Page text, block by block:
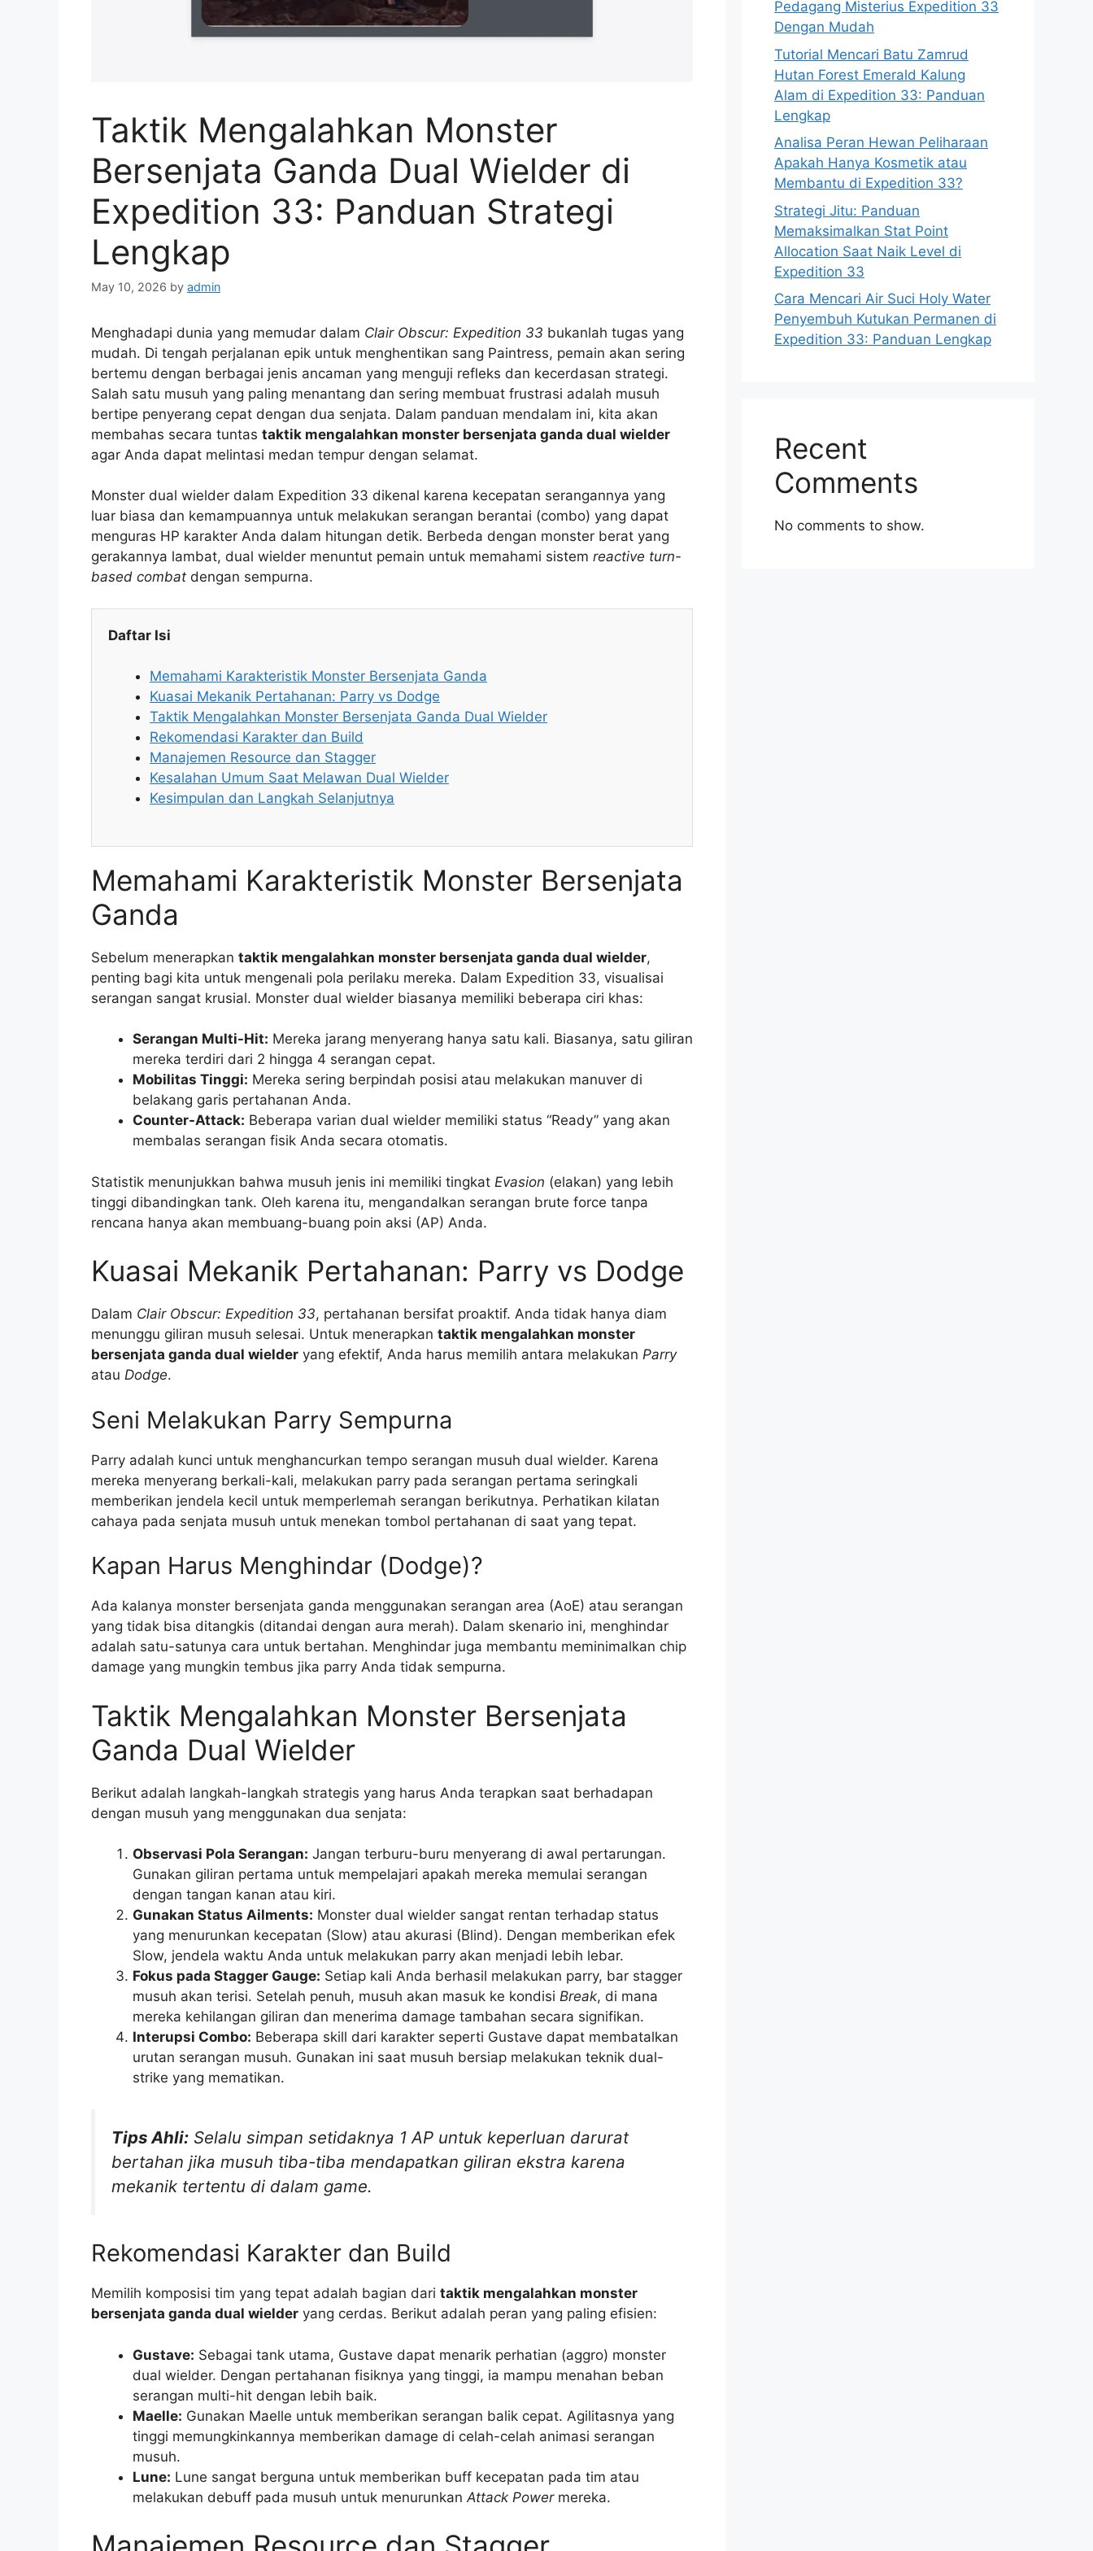
Taktik Mengalahkan Monster
Bersenjata Ganda Dual Wielder di
Expedition 33: Panduan Strategi
Lengkap
May 10, 2026 by admin
Menghadapi dunia yang memudar dalam Clair Obscur: Expedition 33 bukanlah tugas yang
mudah. Di tengah perjalanan epik untuk menghentikan sang Paintress, pemain akan sering
bertemu dengan berbagai jenis ancaman yang menguji refleks dan kecerdasan strategi.
Salah satu musuh yang paling menantang dan sering membuat frustrasi adalah musuh
bertipe penyerang cepat dengan dua senjata. Dalam panduan mendalam ini, kita akan
membahas secara tuntas taktik mengalahkan monster bersenjata ganda dual wielder
agar Anda dapat melintasi medan tempur dengan selamat.
Monster dual wielder dalam Expedition 33 dikenal karena kecepatan serangannya yang
luar biasa dan kemampuannya untuk melakukan serangan berantai (combo) yang dapat
menguras HP karakter Anda dalam hitungan detik. Berbeda dengan monster berat yang
gerakannya lambat, dual wielder menuntut pemain untuk memahami sistem reactive turn-
based combat dengan sempurna.
Daftar Isi
Memahami Karakteristik Monster Bersenjata Ganda
Kuasai Mekanik Pertahanan: Parry vs Dodge
Taktik Mengalahkan Monster Bersenjata Ganda Dual Wielder
Rekomendasi Karakter dan Build
Manajemen Resource dan Stagger
Kesalahan Umum Saat Melawan Dual Wielder
Kesimpulan dan Langkah Selanjutnya
Memahami Karakteristik Monster Bersenjata
Ganda
Sebelum menerapkan taktik mengalahkan monster bersenjata ganda dual wielder,
penting bagi kita untuk mengenali pola perilaku mereka. Dalam Expedition 33, visualisai
serangan sangat krusial. Monster dual wielder biasanya memiliki beberapa ciri khas:
Serangan Multi-Hit: Mereka jarang menyerang hanya satu kali. Biasanya, satu giliran
mereka terdiri dari 2 hingga 4 serangan cepat.
Mobilitas Tinggi: Mereka sering berpindah posisi atau melakukan manuver di
belakang garis pertahanan Anda.
Counter-Attack: Beberapa varian dual wielder memiliki status “Ready” yang akan
membalas serangan fisik Anda secara otomatis.
Statistik menunjukkan bahwa musuh jenis ini memiliki tingkat Evasion (elakan) yang lebih
tinggi dibandingkan tank. Oleh karena itu, mengandalkan serangan brute force tanpa
rencana hanya akan membuang-buang poin aksi (AP) Anda.
Kuasai Mekanik Pertahanan: Parry vs Dodge
Dalam Clair Obscur: Expedition 33, pertahanan bersifat proaktif. Anda tidak hanya diam
menunggu giliran musuh selesai. Untuk menerapkan taktik mengalahkan monster
bersenjata ganda dual wielder yang efektif, Anda harus memilih antara melakukan Parry
atau Dodge.
Seni Melakukan Parry Sempurna
Parry adalah kunci untuk menghancurkan tempo serangan musuh dual wielder. Karena
mereka menyerang berkali-kali, melakukan parry pada serangan pertama seringkali
memberikan jendela kecil untuk memperlemah serangan berikutnya. Perhatikan kilatan
cahaya pada senjata musuh untuk menekan tombol pertahanan di saat yang tepat.
Kapan Harus Menghindar (Dodge)?
Ada kalanya monster bersenjata ganda menggunakan serangan area (AoE) atau serangan
yang tidak bisa ditangkis (ditandai dengan aura merah). Dalam skenario ini, menghindar
adalah satu-satunya cara untuk bertahan. Menghindar juga membantu meminimalkan chip
damage yang mungkin tembus jika parry Anda tidak sempurna.
Taktik Mengalahkan Monster Bersenjata
Ganda Dual Wielder
Berikut adalah langkah-langkah strategis yang harus Anda terapkan saat berhadapan
dengan musuh yang menggunakan dua senjata:
Observasi Pola Serangan: Jangan terburu-buru menyerang di awal pertarungan.
Gunakan giliran pertama untuk mempelajari apakah mereka memulai serangan
dengan tangan kanan atau kiri.
Gunakan Status Ailments: Monster dual wielder sangat rentan terhadap status
yang menurunkan kecepatan (Slow) atau akurasi (Blind). Dengan memberikan efek
Slow, jendela waktu Anda untuk melakukan parry akan menjadi lebih lebar.
Fokus pada Stagger Gauge: Setiap kali Anda berhasil melakukan parry, bar stagger
musuh akan terisi. Setelah penuh, musuh akan masuk ke kondisi Break, di mana
mereka kehilangan giliran dan menerima damage tambahan secara signifikan.
Interupsi Combo: Beberapa skill dari karakter seperti Gustave dapat membatalkan
urutan serangan musuh. Gunakan ini saat musuh bersiap melakukan teknik dual-
strike yang mematikan.
Tips Ahli: Selalu simpan setidaknya 1 AP untuk keperluan darurat
bertahan jika musuh tiba-tiba mendapatkan giliran ekstra karena
mekanik tertentu di dalam game.
Rekomendasi Karakter dan Build
Memilih komposisi tim yang tepat adalah bagian dari taktik mengalahkan monster
bersenjata ganda dual wielder yang cerdas. Berikut adalah peran yang paling efisien:
Gustave: Sebagai tank utama, Gustave dapat menarik perhatian (aggro) monster
dual wielder. Dengan pertahanan fisiknya yang tinggi, ia mampu menahan beban
serangan multi-hit dengan lebih baik.
Maelle: Gunakan Maelle untuk memberikan serangan balik cepat. Agilitasnya yang
tinggi memungkinkannya memberikan damage di celah-celah animasi serangan
musuh.
Lune: Lune sangat berguna untuk memberikan buff kecepatan pada tim atau
melakukan debuff pada musuh untuk menurunkan Attack Powermereka.
Pedagang Misterius Expedition 33
Dengan Mudah
Tutorial Mencari Batu Zamrud
Hutan Forest Emerald Kalung
Alam di Expedition 33: Panduan
Lengkap
Analisa Peran Hewan Peliharaan
Apakah Hanya Kosmetik atau
Membantu di Expedition 33?
Strategi Jitu: Panduan
Memaksimalkan Stat Point
Allocation Saat Naik Level di
Expedition 33
Cara Mencari Air Suci Holy Water
Penyembuh Kutukan Permanen di
Expedition 33: Panduan Lengkap
Recent
Comments
No comments to show.